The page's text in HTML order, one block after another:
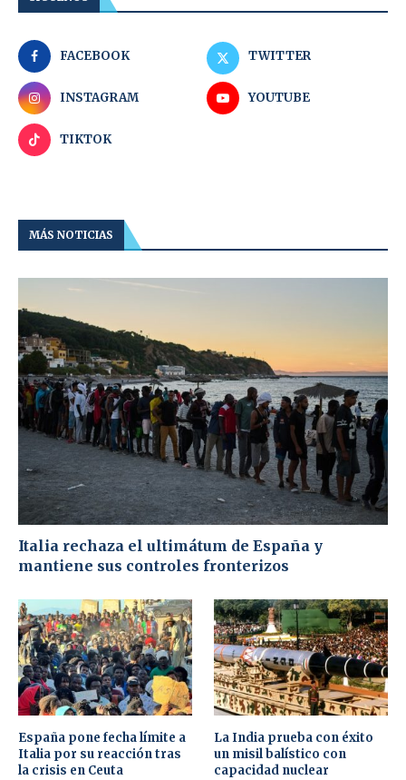
FACEBOOK TWITTER
INSTAGRAM YOUTUBE
TIKTOK
MÁS NOTICIAS
Italia rechaza el ultimátum de España y
mantiene sus controles fronterizos
España pone fecha límite a
Italia por su reacción tras
la crisis en Ceuta
La India prueba con éxito
un misil balístico con
capacidad nuclear